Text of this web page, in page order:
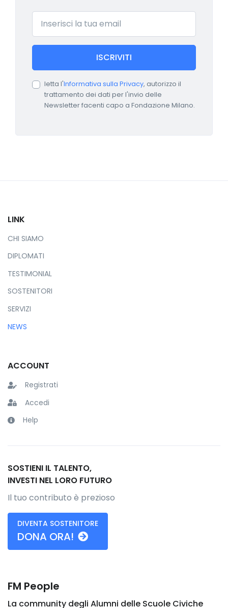
Email
ISCRIVITI
letta l'Informativa sulla Privacy, autorizzo il
trattamento dei dati per l'invio delle
Newsletter facenti capo a Fondazione Milano.
LINK
CHI SIAMO
DIPLOMATI
TESTIMONIAL
SOSTENITORI
SERVIZI
NEWS
ACCOUNT
Registrati
Accedi
Help
SOSTIENI IL TALENTO,
INVESTI NEL LORO FUTURO
Il tuo contributo è prezioso
DIVENTA SOSTENITORE
DONA ORA!
FM People
La community degli Alumni delle Scuole Civiche